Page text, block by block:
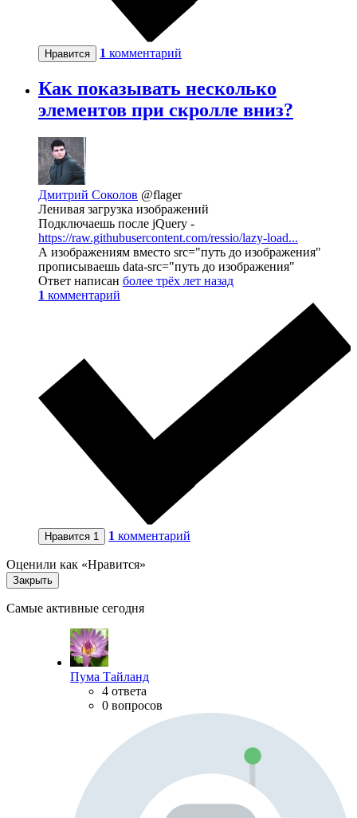
Нравится 1 комментарий
Как показывать несколько
элементов при скролле вниз?
Дмитрий Соколов @flager
Ленивая загрузка изображений
Подключаешь после jQuery -
https://raw.githubusercontent.com/ressio/lazy-load...
А изображениям вместо src="путь до изображения"
прописываешь data-src="путь до изображения"
Ответ написан более трёх лет назад
1 комментарий
Нравится 1 1 комментарий
Оценили как «Нравится»
Закрыть
Самые активные сегодня
Пума Тайланд
4 ответа
0 вопросов